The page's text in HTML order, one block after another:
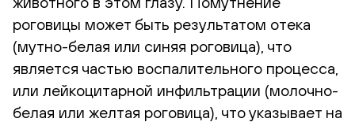
роговицы может быть результатом отека
(мутно-белая или синяя роговица), что
является частью воспалительного процесса,
или лейкоцитарной инфильтрации (молочно-
белая или желтая роговица), что указывает на